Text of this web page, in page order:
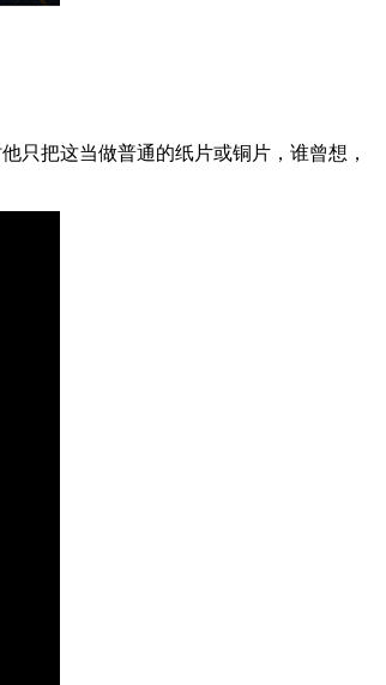
把这当做普通的纸片或铜片，谁曾想，